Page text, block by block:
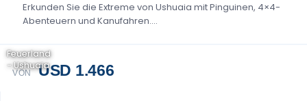
Erkunden Sie die Extreme von Ushuaia mit Pinguinen, 4×4-
Abenteuern und Kanufahren....
VON USD 1.466
Feuerland
- Ushuaia